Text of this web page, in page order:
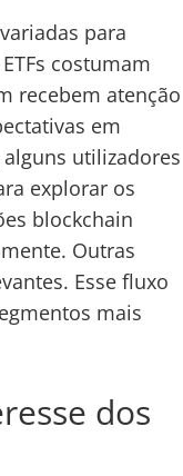
para
costumam
recebem atenção
em
utilizadores
explorar os
blockchain
Outras
Esse fluxo
mais
dos